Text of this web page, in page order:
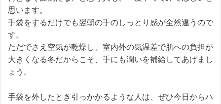
思います。
手袋をするだけでも翌朝の手のしっとり感が全然違うので
す。
ただでさえ空気が乾燥し、室内外の気温差で肌への負担が
大きくなる冬だからこそ、手にも潤いを補給してあげまし
ょう。
手袋を外したとき引っかかるような人は、ぜひ今日からハ